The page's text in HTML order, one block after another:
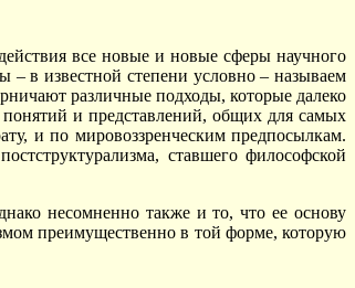
все новые и новые сферы научного
– в известной степени условно – называем
различные подходы, которые далеко
и представлений, общих для самых
и по мировоззренческим предпосылкам.
ставшего философской
несомненно также и то, что ее основу
преимущественно в той форме, которую